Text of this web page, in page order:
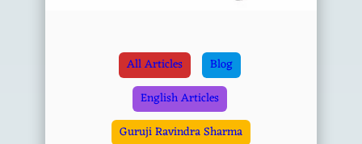
All Articles
Blog
English Articles
Guruji Ravindra Sharma